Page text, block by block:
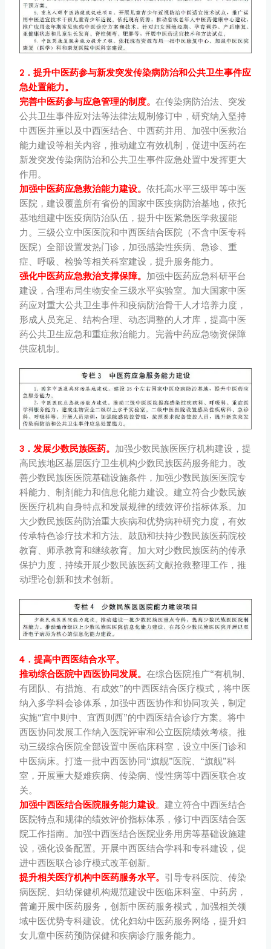
2．提升中医药参与新发突发传染病防治和公共卫生事件应
急处置能力。
完善中医药参与应急管理的制度。在传染病防治法、突发
公共卫生事件应对法等法律法规制修订中，研究纳入坚持
中西医并重以及中西医结合、中西药并用、加强中医救治
能力建设等相关内容，推动建立有效机制，促进中医药在
新发突发传染病防治和公共卫生事件应急处置中发挥更大
作用。
加强中医药应急救治能力建设。依托高水平三级甲等中医
医院，建设覆盖所有省份的国家中医疫病防治基地，依托
基地组建中医疫病防治队伍，提升中医紧急医学救援能
力。三级公立中医医院和中西医结合医院（不含中医专科
医院）全部设置发热门诊，加强感染性疾病、急诊、重
症、呼吸、检验等相关科室建设，提升服务能力。
强化中医药应急救治支撑保障。 加强中医药应急科研平台
建设，合理布局生物安全三级水平实验室。加大国家中医
药应对重大公共卫生事件和疫病防治骨干人才培养力度，
形成人员充足、结构合理、动态调整的人才库，提高中医
药公共卫生应急和重症救治能力。完善中药应急物资保障
供应机制。
3．发展少数民族医药。 加强少数民族医医疗机构建设，提
高民族地区基层医疗卫生机构少数民族医药服务能力。改
善少数民族医医院基础设施条件，加强少数民族医医院专
科能力、制剂能力和信息化能力建设。建立符合少数民族
医医疗机构自身特点和发展规律的绩效评价指标体系。加
大少数民族医药防治重大疾病和优势病种研究力度，有效
传承特色诊疗技术和方法。鼓励和扶持少数民族医药院校
教育、师承教育和继续教育。加大对少数民族医药的传承
保护力度，持续开展少数民族医药文献抢救整理工作，推
动理论创新和技术创新。
4．提高中西医结合水平。
推动综合医院中西医协同发展。在综合医院推广“有机制、
有团队、有措施、有成效”的中西医结合医疗模式，将中医
纳入多学科会诊体系，加强中西医协作和协同攻关，制定
实施“宜中则中、宜西则西”的中西医结合诊疗方案。将中
西医协同发展工作纳入医院评审和公立医院绩效考核。推
动三级综合医院全部设置中医临床科室，设立中医门诊和
中医病床。打造一批中西医协同“旗舰”医院、“旗舰”科
室，开展重大疑难疾病、传染病、慢性病等中西医联合攻
关。
加强中西医结合医院服务能力建设。建立符合中西医结合
医院特点和规律的绩效评价指标体系，修订中西医结合医
院工作指南。加强中西医结合医院业务用房等基础设施建
设，强化设备配置。开展中西医结合学科和专科建设，促
进中西医联合诊疗模式改革创新。
提升相关医疗机构中医药服务水平。 引导专科医院、传染
病医院、妇幼保健机构规范建设中医临床科室、中药房，
普遍开展中医药服务，创新中医药服务模式，加强相关领
域中医优势专科建设。优化妇幼中医药服务网络，提升妇
女儿童中医药预防保健和疾病诊疗服务能力。